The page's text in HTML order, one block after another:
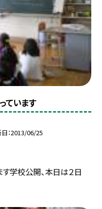
ています
2013/06/25
学校公開、本日は２日